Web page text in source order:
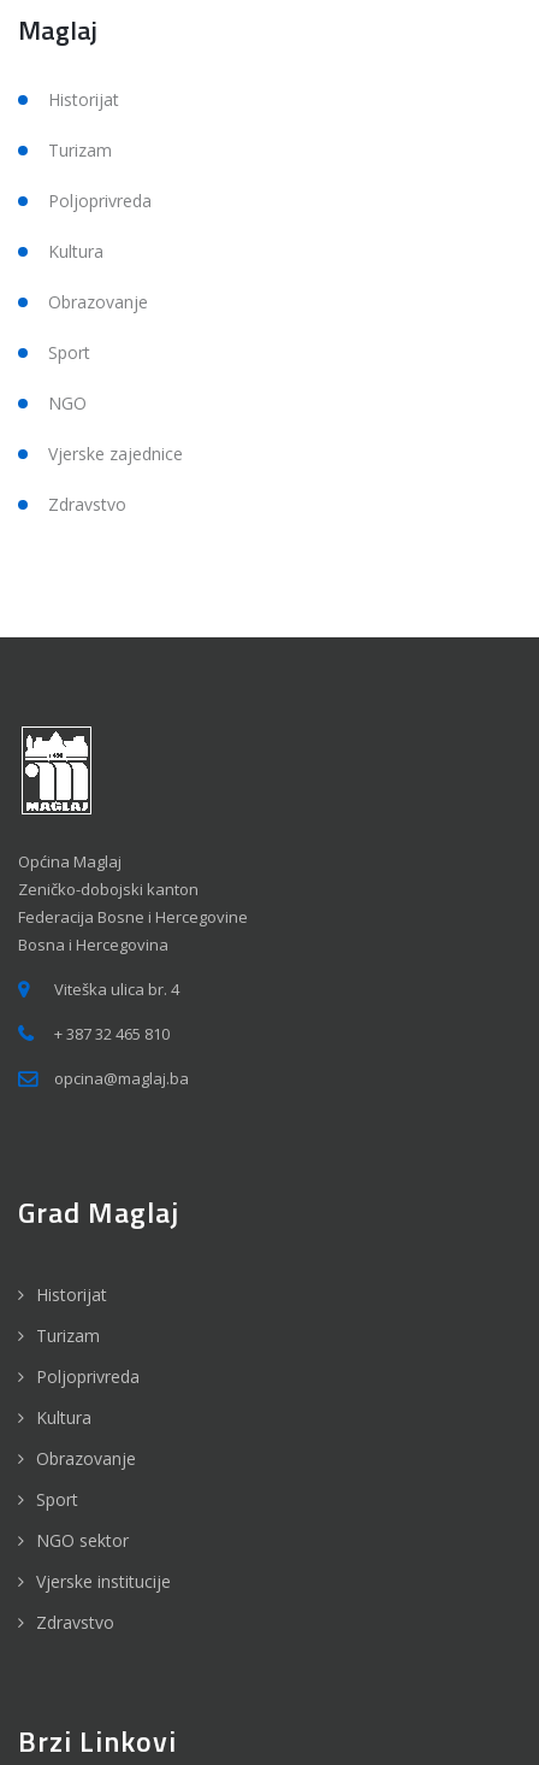
Maglaj
Historijat
Turizam
Poljoprivreda
Kultura
Obrazovanje
Sport
NGO
Vjerske zajednice
Zdravstvo
Općina Maglaj
Zeničko-dobojski kanton
Federacija Bosne i Hercegovine
Bosna i Hercegovina
Viteška ulica br. 4
+ 387 32 465 810
opcina@maglaj.ba
Grad Maglaj
Historijat
Turizam
Poljoprivreda
Kultura
Obrazovanje
Sport
NGO sektor
Vjerske institucije
Zdravstvo
Brzi Linkovi